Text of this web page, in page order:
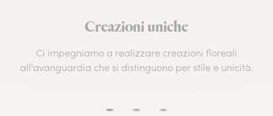
Creazioni uniche
Ci impegniamo a realizzare creazioni floreali
all'avanguardia che si distinguono per stile e unicità.